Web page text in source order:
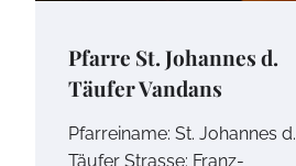
Pfarre St. Johannes d.
Täufer Vandans
Pfarreiname: St. Johannes d.
Täufer Strasse: Franz-